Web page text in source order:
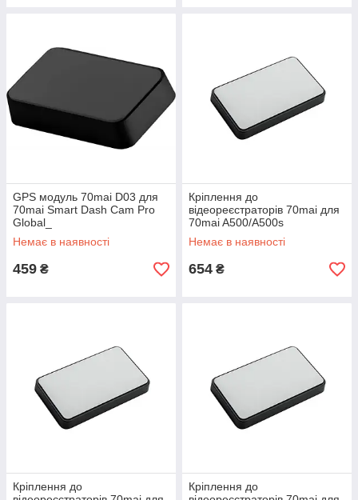
GPS модуль 70mai D03 для
70mai Smart Dash Cam Pro
Global_
Немає в наявності
459 ₴
Кріплення до
відеореєстраторів 70mai для
70mai A500/A500s
Немає в наявності
654 ₴
Кріплення до
Кріплення до